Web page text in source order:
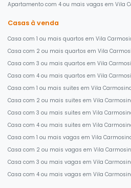
Apartamento com 4 ou mais vagas em Vila
Casas à venda
Casa com 1 ou mais quartos em Vila
Casa com 2 ou mais quartos em Vila
Casa com 3 ou mais quartos em Vila
Casa com 4 ou mais quartos em Vila
Casa com 1 ou mais suites em Vila
Casa com 2 ou mais suites em Vila
Casa com 3 ou mais suites em Vila
Casa com 4 ou mais suites em Vila
Casa com 1 ou mais vagas em Vila
Casa com 2 ou mais vagas em Vila
Casa com 3 ou mais vagas em Vila
Casa com 4 ou mais vagas em Vila